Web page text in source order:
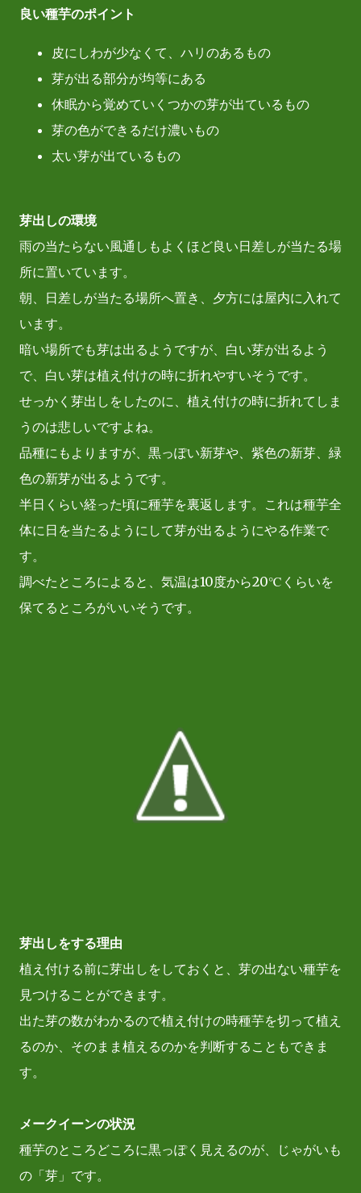
良い種芋のポイント
皮にしわが少なくて、ハリのあるもの
芽が出る部分が均等にある
休眠から覚めていくつかの芽が出ているもの
芽の色ができるだけ濃いもの
太い芽が出ているもの
芽出しの環境
雨の当たらない風通しもよくほど良い日差しが当たる場
所に置いています。
朝、日差しが当たる場所へ置き、夕方には屋内に入れて
います。
暗い場所でも芽は出るようですが、白い芽が出るよう
で、白い芽は植え付けの時に折れやすいそうです。
せっかく芽出しをしたのに、植え付けの時に折れてしま
うのは悲しいですよね。
品種にもよりますが、黒っぽい新芽や、紫色の新芽、緑
色の新芽が出るようです。
半日くらい経った頃に種芋を裏返します。これは種芋全
体に日を当たるようにして芽が出るようにやる作業で
す。
調べたところによると、気温は10度から20℃くらいを
保てるところがいいそうです。
芽出しをする理由
植え付ける前に芽出しをしておくと、芽の出ない種芋を
見つけることができます。
出た芽の数がわかるので植え付けの時種芋を切って植え
るのか、そのまま植えるのかを判断することもできま
す。
メークイーンの状況
種芋のところどころに黒っぽく見えるのが、じゃがいも
の「芽」です。